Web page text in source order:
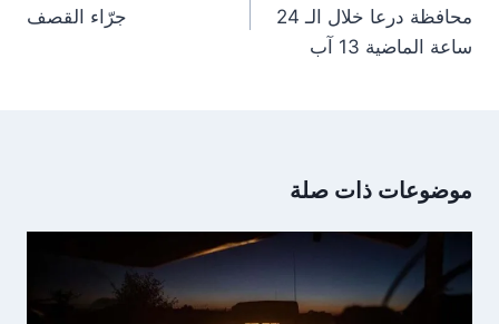
محافظة درعا خلال الـ 24
ساعة الماضية 13 آب
جرّاء القصف
موضوعات ذات صلة